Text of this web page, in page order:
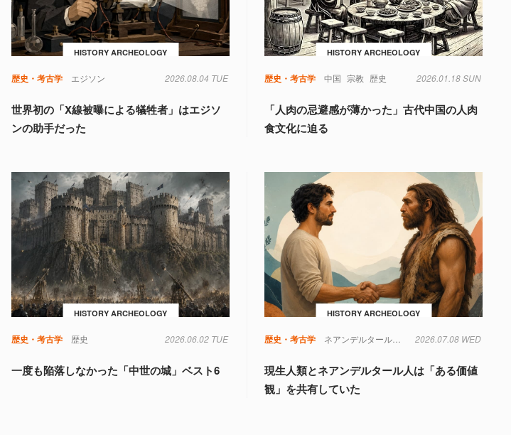
HISTORY ARCHEOLOGY
歴史・考古学 エジソン 2026.08.04 TUE
世界初の「X線被曝による犠牲者」はエジソ
ンの助手だった
HISTORY ARCHEOLOGY
歴史・考古学 中国 宗教 歴史 2026.01.18 SUN
「人肉の忌避感が薄かった」古代中国の人肉
食文化に迫る
HISTORY ARCHEOLOGY
歴史・考古学 歴史 2026.06.02 TUE
一度も陥落しなかった「中世の城」ベスト6
HISTORY ARCHEOLOGY
歴史・考古学 ホモ・サピエンス
2026.07.08 WED
現生人類とネアンデルタール人は「ある価値
観」を共有していた